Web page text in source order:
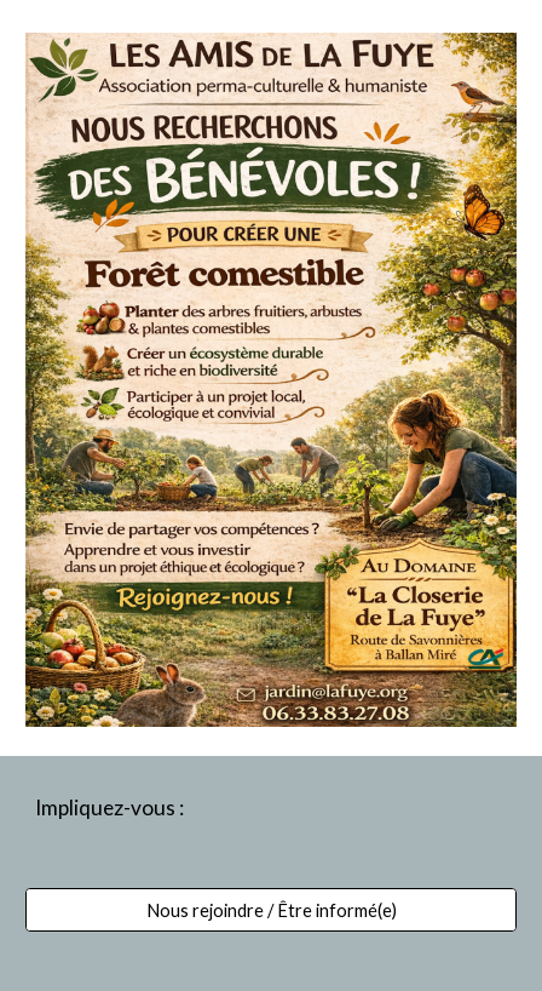
Impliquez-vous :
Nous rejoindre / Être informé(e)